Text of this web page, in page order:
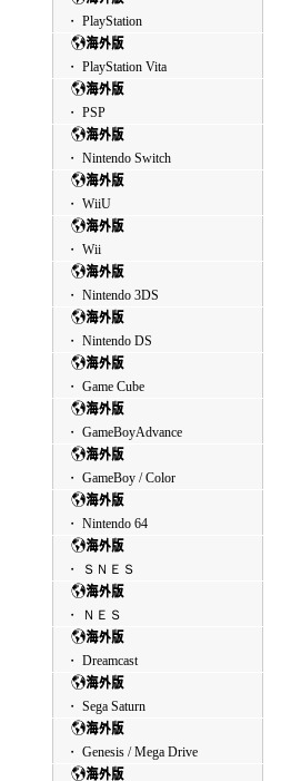
・ PlayStation
・ PlayStation Vita
・ PSP
・ Nintendo Switch
・ WiiU
・ Wii
・ Nintendo 3DS
・ Nintendo DS
・ Game Cube
・ GameBoyAdvance
・ GameBoy / Color
・ Nintendo 64
・ ＳＮＥＳ
・ ＮＥＳ
・ Dreamcast
・ Sega Saturn
・ Genesis / Mega Drive